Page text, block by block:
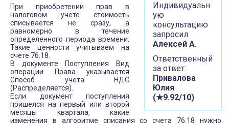
Индивидуальн
ую
консультацию
запросил
Алексей А.
Ответственный
за ответ:
Привалова
Юлия
(★9.92/10)
При приобретении прав в
налоговом учете стоимость
списывается не сразу, а
равномерно в течение
определенного периода времени.
Такие ценности учитываем на
счете 76.18.
В документе Поступления Вид
операции Права указывается
Способ учета НДС
(Распределяется).
Если документ поступления
пришелся на первый или второй
месяцы квартала, какие
изменения в алгоритме списания со счета 76.18 нужно